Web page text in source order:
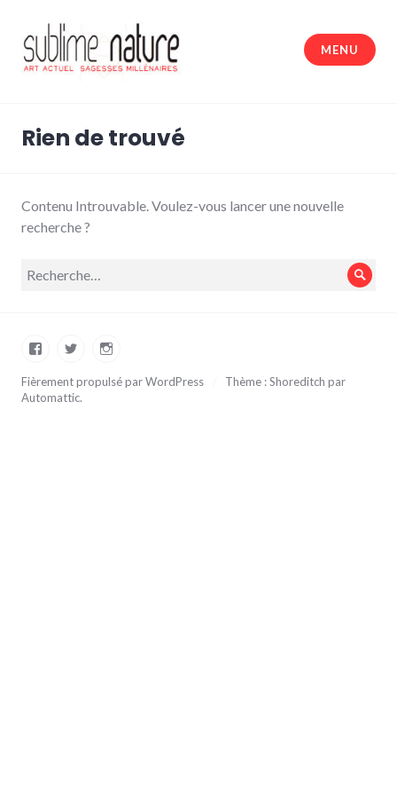
contenu
principal
MENU
Rien de trouvé
Contenu Introuvable. Voulez-vous lancer une nouvelle
recherche ?
Recherche
FacebookTwitterInstagram
Fièrement propulsé par WordPress
Thème : Shoreditch par
Automattic.